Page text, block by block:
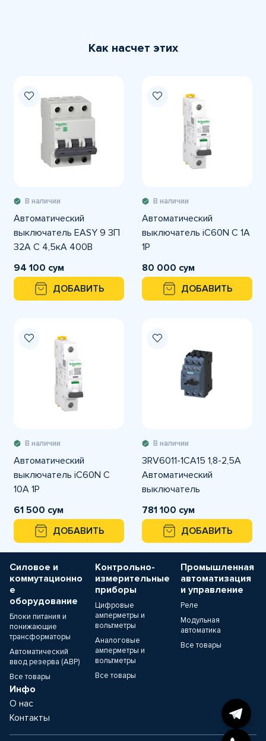
Как насчет этих
В наличии
Автоматический
выключатель EASY 9 3П
32А С 4,5кА 400В
94 100 сум
ДОБАВИТЬ
В наличии
Автоматический
выключатель iC60N C 1A
1P
80 000 сум
ДОБАВИТЬ
В наличии
Автоматический
выключатель iC60N C
10A 1P
61 500 сум
ДОБАВИТЬ
В наличии
3RV6011-1CA15 1,8-2,5A
Автоматический
выключатель
781 100 сум
ДОБАВИТЬ
Силовое и
коммутационно
е
оборудование
Блоки питания и
понижающие
трансформаторы
Автоматический
ввод резерва (АВР)
Все товары
Контрольно-
измерительные
приборы
Цифровые
амперметры и
вольтметры
Аналоговые
амперметры и
вольтметры
Все товары
Промышленная
автоматизация
и управление
Реле
Модульная
автоматика
Все товары
Инфо
О нас
Контакты